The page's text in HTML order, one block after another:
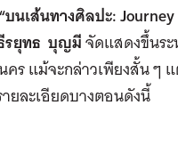
“บนเส้นทางศิลปะ:
รยุทธ บุญมีจัดแสดงขึ้นร
ร แม้จะกล่าวเพียงสั้น
ยละเอียดบางตอนดังนี้